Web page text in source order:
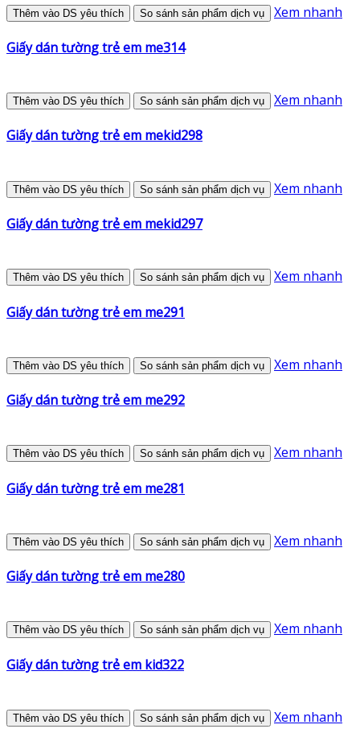
Thêm vào DS yêu thích So sánh sản phẩm dịch vụ Xem nhanh
Giấy dán tường trẻ em me314
Thêm vào DS yêu thích So sánh sản phẩm dịch vụ Xem nhanh
Giấy dán tường trẻ em mekid298
Thêm vào DS yêu thích So sánh sản phẩm dịch vụ Xem nhanh
Giấy dán tường trẻ em mekid297
Thêm vào DS yêu thích So sánh sản phẩm dịch vụ Xem nhanh
Giấy dán tường trẻ em me291
Thêm vào DS yêu thích So sánh sản phẩm dịch vụ Xem nhanh
Giấy dán tường trẻ em me292
Thêm vào DS yêu thích So sánh sản phẩm dịch vụ Xem nhanh
Giấy dán tường trẻ em me281
Thêm vào DS yêu thích So sánh sản phẩm dịch vụ Xem nhanh
Giấy dán tường trẻ em me280
Thêm vào DS yêu thích So sánh sản phẩm dịch vụ Xem nhanh
Giấy dán tường trẻ em kid322
Thêm vào DS yêu thích So sánh sản phẩm dịch vụ Xem nhanh